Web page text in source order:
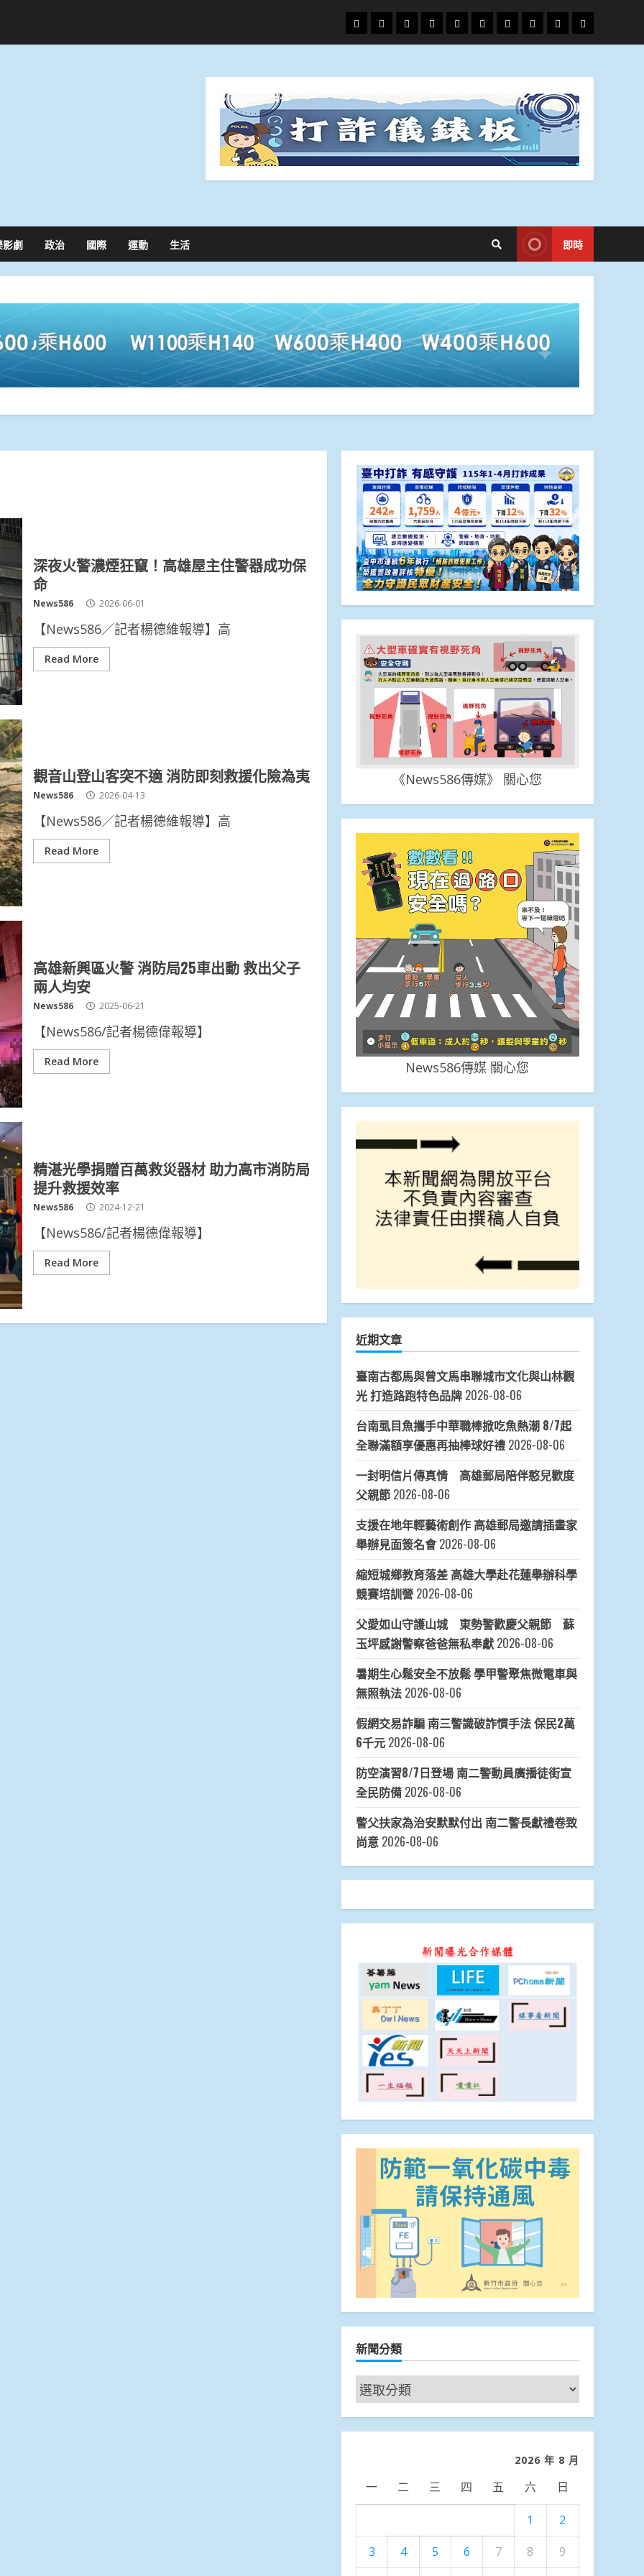
頭
條
財
經
地
方.
文
教.
專
題
娛
樂
政
治
國
際
運
動
生
活
影劇 政治 國際 運動 生活 即時
深夜火警濃煙狂竄！高雄屋主住警器成功保
命
News586 2026-06-01
【News586／記者楊德維報導】高
Read More
觀音山登山客突不適 消防即刻救援化險為夷
News586 2026-04-13
【News586／記者楊德維報導】高
Read More
高雄新興區火警 消防局25車出動 救出父子
兩人均安
News586 2025-06-21
【News586/記者楊德偉報導】
Read More
精湛光學捐贈百萬救災器材 助力高市消防局
提升救援效率
News586 2024-12-21
【News586/記者楊德偉報導】
Read More
《News586傳媒》 關心您
News586傳媒 關心您
近期文章
臺南古都馬與曾文馬串聯城市文化與山林觀
光 打造路跑特色品牌 2026-08-06
台南虱目魚攜手中華職棒掀吃魚熱潮 8/7起
全聯滿額享優惠再抽棒球好禮 2026-08-06
一封明信片傳真情 高雄郵局陪伴憨兒歡度
父親節 2026-08-06
支援在地年輕藝術創作 高雄郵局邀請插畫家
舉辦見面簽名會 2026-08-06
縮短城鄉教育落差 高雄大學赴花蓮舉辦科學
競賽培訓營 2026-08-06
父愛如山守護山城 東勢警歡慶父親節 蘇
玉坪感謝警察爸爸無私奉獻 2026-08-06
暑期生心鬆安全不放鬆 學甲警聚焦微電車與
無照執法 2026-08-06
假網交易詐騙 南三警識破詐慣手法 保民2萬
6千元 2026-08-06
防空演習8/7日登場 南二警動員廣播徒街宣
全民防備 2026-08-06
警父扶家為治安默默付出 南二警長獻禮卷致
尚意 2026-08-06
新聞分類
新
聞
分
2026 年 8 月
一 二 三 四 五 六 日
1
2
3
4 5 6 7 8
9